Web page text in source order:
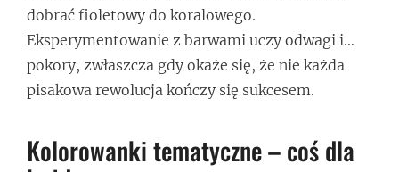
dobrać fioletowy do koralowego.
Eksperymentowanie z barwami uczy odwagi i…
pokory, zwłaszcza gdy okaże się, że nie każda
pisakowa rewolucja kończy się sukcesem.
Kolorowanki tematyczne – coś dla